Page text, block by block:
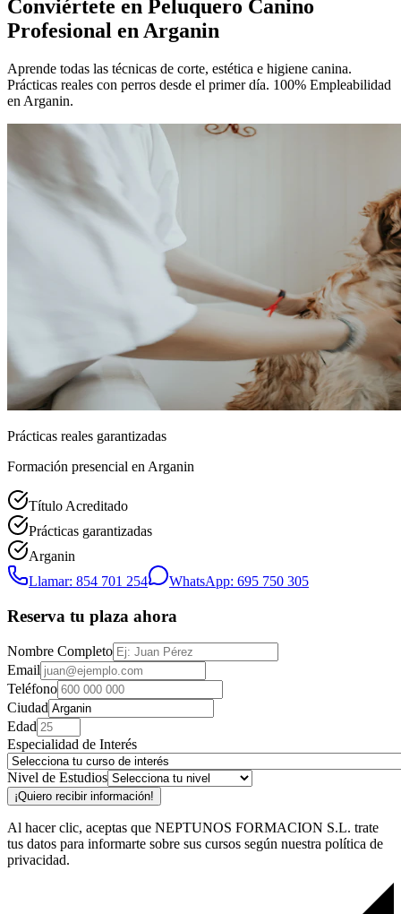
Conviértete en Peluquero Canino
Profesional en Arganin
Aprende todas las técnicas de corte, estética e higiene canina.
Prácticas reales con perros desde el primer día. 100% Empleabilidad
en Arganin.
Prácticas reales garantizadas
Formación presencial en Arganin
Título Acreditado
Prácticas garantizadas
Arganin
Llamar: 854 701 254
WhatsApp: 695 750 305
Reserva tu plaza ahora
Nombre Completo
Email
Teléfono
Ciudad
Edad
Especialidad de Interés
Nivel de Estudios
¡Quiero recibir información!
Al hacer clic, aceptas que NEPTUNOS FORMACION S.L. trate
tus datos para informarte sobre sus cursos según nuestra política de
privacidad.